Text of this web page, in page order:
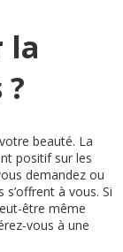
la
beauté. La
positif sur les
demandez ou
à vous. Si
être même
vous à une